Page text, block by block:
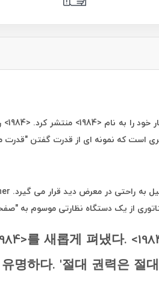
در
است که نمونه ای از قدرت گفتن "قدرت
از یک دستگاه نظارتی موسوم به
를 새롭게 펴냈다.
명하다. '절대 권력은 절